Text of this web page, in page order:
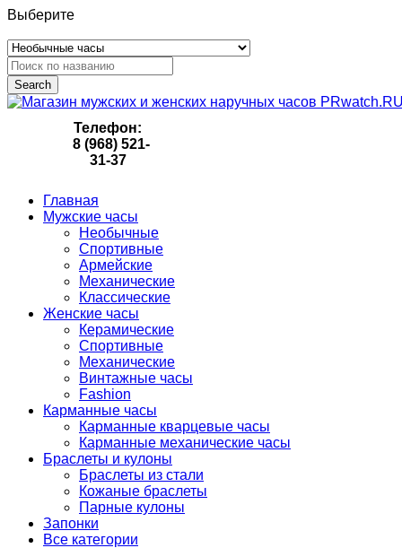
Выберите
Search
Телефон:
8 (968) 521-
31-37
Главная
Мужские часы
Необычные
Спортивные
Армейские
Механические
Классические
Женские часы
Керамические
Спортивные
Механические
Винтажные часы
Fashion
Карманные часы
Карманные кварцевые часы
Карманные механические часы
Браслеты и кулоны
Браслеты из стали
Кожаные браслеты
Парные кулоны
Запонки
Все категории